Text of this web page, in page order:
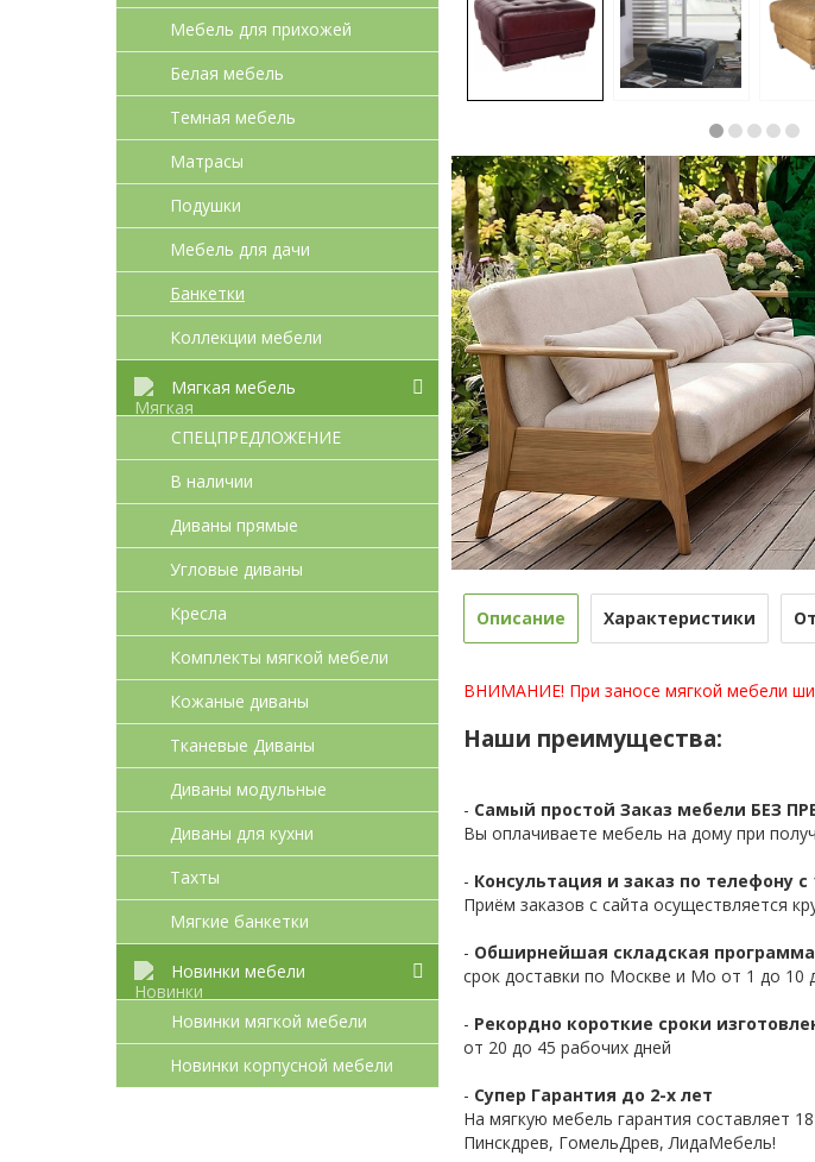
Мебель для прихожей
Белая мебель
Темная мебель
Матрасы
Подушки
Мебель для дачи
Банкетки
Коллекции мебели
Мягкая мебель
СПЕЦПРЕДЛОЖЕНИЕ
В наличии
Диваны прямые
Угловые диваны
Кресла
Комплекты мягкой мебели
Кожаные диваны
Тканевые Диваны
Диваны модульные
Диваны для кухни
Тахты
Мягкие банкетки
Новинки мебели
Новинки мягкой мебели
Новинки корпусной мебели
Описание Характеристики
ВНИМАНИЕ! При заносе мягкой мебели
Наши преимущества:
- Самый простой Заказ мебели БЕЗ
Вы оплачиваете мебель на дому при
- Консультация и заказ по телефону с
Приём заказов с сайта осуществляется
- Обширнейшая складская
срок доставки по Москве и Мо от 1 до 10
- Рекордно короткие сроки
от 20 до 45 рабочих дней
- Супер Гарантия до 2-х лет
На мягкую мебель гарантия составляет
Пинскдрев, ГомельДрев, ЛидаМебель!